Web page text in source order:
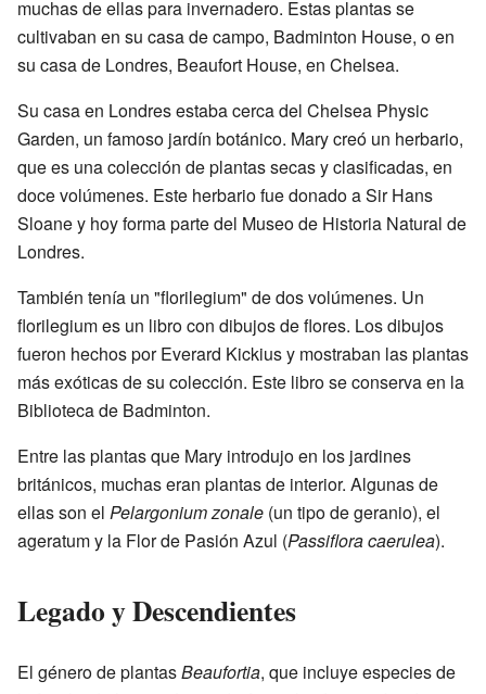
muchas de ellas para invernadero. Estas plantas se
cultivaban en su casa de campo, Badminton House, o en
su casa de Londres, Beaufort House, en Chelsea.
Su casa en Londres estaba cerca del Chelsea Physic
Garden, un famoso jardín botánico. Mary creó un herbario,
que es una colección de plantas secas y clasificadas, en
doce volúmenes. Este herbario fue donado a Sir Hans
Sloane y hoy forma parte del Museo de Historia Natural de
Londres.
También tenía un "florilegium" de dos volúmenes. Un
florilegium es un libro con dibujos de flores. Los dibujos
fueron hechos por Everard Kickius y mostraban las plantas
más exóticas de su colección. Este libro se conserva en la
Biblioteca de Badminton.
Entre las plantas que Mary introdujo en los jardines
británicos, muchas eran plantas de interior. Algunas de
ellas son el Pelargonium zonale (un tipo de geranio), el
ageratum y la Flor de Pasión Azul (Passiflora caerulea).
Legado y Descendientes
El género de plantasBeaufortia, que incluye especies de